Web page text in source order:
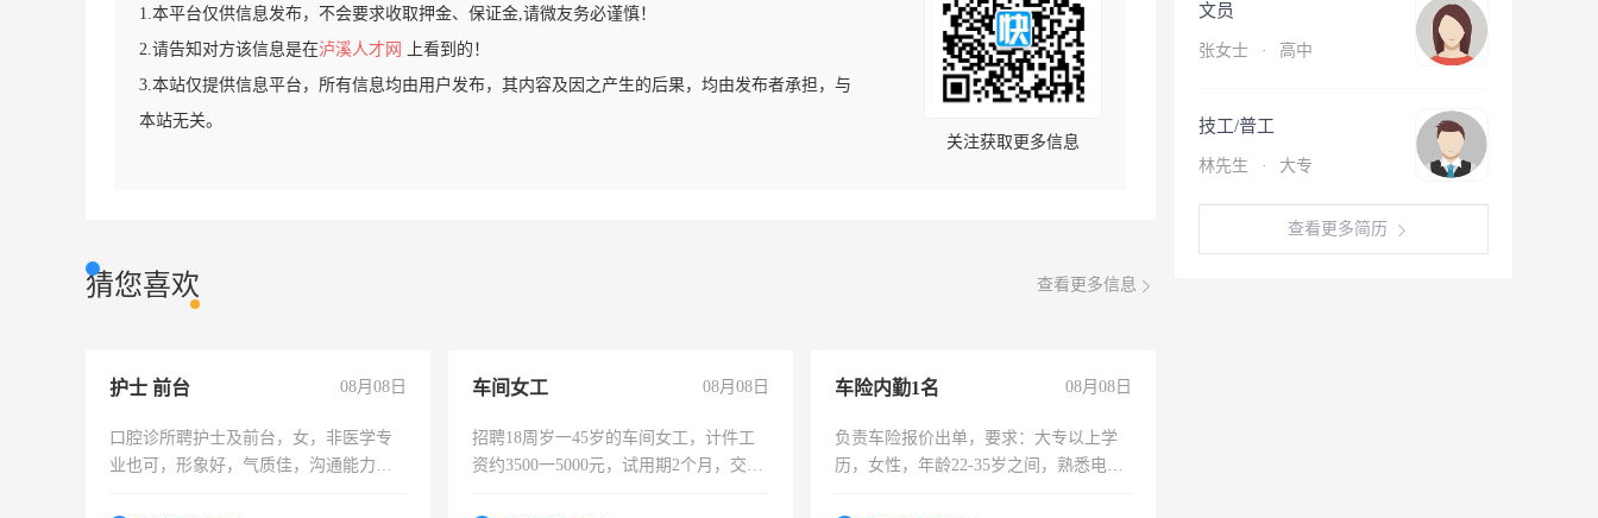
1.本平台仅供信息发布，不会要求收取押金、保证金,请微友务必谨慎！
2.请告知对方该信息是在泸溪人才网
上看到的！
3.本站仅提供信息平台，所有信息均由用户发布，其内容及因之产生的后果，均由发布者承担，与
本站无关。
关注获取更多信息
猜您喜欢 查看更多信息
护士 前台 08月08日
口腔诊所聘护士及前台，女，非医学专
业也可，形象好，气质佳，沟通能力
车间女工 08月08日
招聘18周岁一45岁的车间女工，计件工
资约3500一5000元，试用期2个月，交五
车险内勤1名 08月08日
负责车险报价出单，要求：大专以上学
历，女性，年龄22-35岁之间，熟悉电脑
文员
张女士 · 高中
技工/普工
林先生 · 大专
查看更多简历